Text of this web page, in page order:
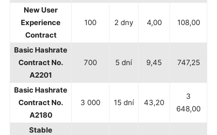
New User
Experience
Contract
100 2 dny 4,00 108,00
Basic Hashrate
Contract No.
A2201
700 5 dní 9,45 747,25
Basic Hashrate
Contract No.
A2180
3 000 15 dní 43,20
3
648,00
Stable